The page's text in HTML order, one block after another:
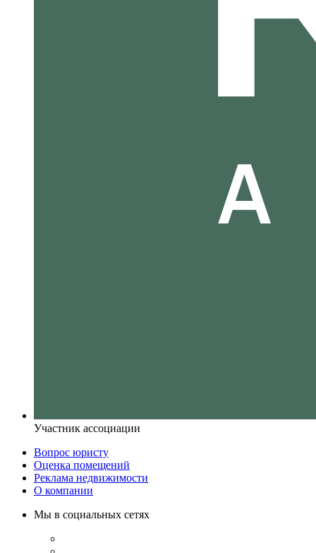
Участник ассоциации
Вопрос юристу
Оценка помещений
Реклама недвижимости
О компании
Мы в социальных сетях